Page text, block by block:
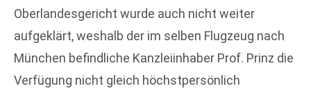
Oberlandesgericht wurde auch nicht weiter
aufgeklärt, weshalb der im selben Flugzeug nach
München befindliche Kanzleiinhaber Prof. Prinz die
Verfügung nicht gleich höchstpersönlich